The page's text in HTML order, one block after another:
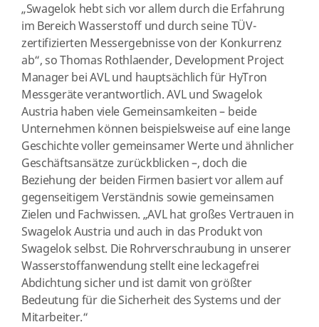
„Swagelok hebt sich vor allem durch die Erfahrung
im Bereich Wasserstoff und durch seine TÜV-
zertifizierten Messergebnisse von der Konkurrenz
ab“, so Thomas Rothlaender, Development Project
Manager bei AVL und hauptsächlich für HyTron
Messgeräte verantwortlich. AVL und Swagelok
Austria haben viele Gemeinsamkeiten – beide
Unternehmen können beispielsweise auf eine lange
Geschichte voller gemeinsamer Werte und ähnlicher
Geschäftsansätze zurückblicken –, doch die
Beziehung der beiden Firmen basiert vor allem auf
gegenseitigem Verständnis sowie gemeinsamen
Zielen und Fachwissen. „AVL hat großes Vertrauen in
Swagelok Austria und auch in das Produkt von
Swagelok selbst. Die Rohrverschraubung in unserer
Wasserstoffanwendung stellt eine leckagefrei
Abdichtung sicher und ist damit von größter
Bedeutung für die Sicherheit des Systems und der
Mitarbeiter.“